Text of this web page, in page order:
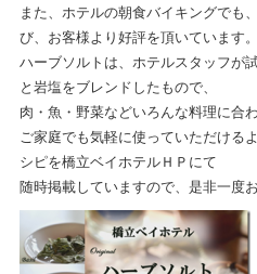
また、ホテルの朝食バイキングでも
び、お客様より好評を頂いています。
ハーブソルトは、ホテルスタッフが
と岩塩をブレンドしたもので、
肉・魚・野菜などいろんな料理に合
ご家庭でも気軽に使っていただける
シピを橋立ベイホテルＨＰにて
随時掲載していますので、是非一度